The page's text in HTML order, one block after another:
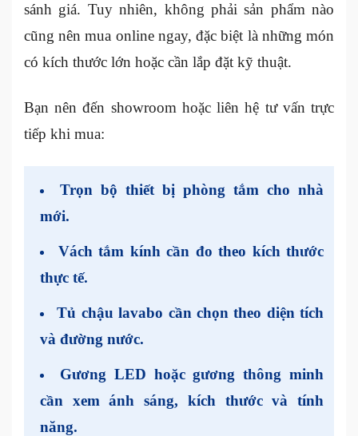
sánh giá. Tuy nhiên, không phải sản phẩm nào
cũng nên mua online ngay, đặc biệt là những món
có kích thước lớn hoặc cần lắp đặt kỹ thuật.
Bạn nên đến showroom hoặc liên hệ tư vấn trực
tiếp khi mua:
Trọn bộ thiết bị phòng tắm cho nhà
mới.
Vách tắm kính cần đo theo kích thước
thực tế.
Tủ chậu lavabo cần chọn theo diện tích
và đường nước.
Gương LED hoặc gương thông minh
cần xem ánh sáng, kích thước và tính
năng.